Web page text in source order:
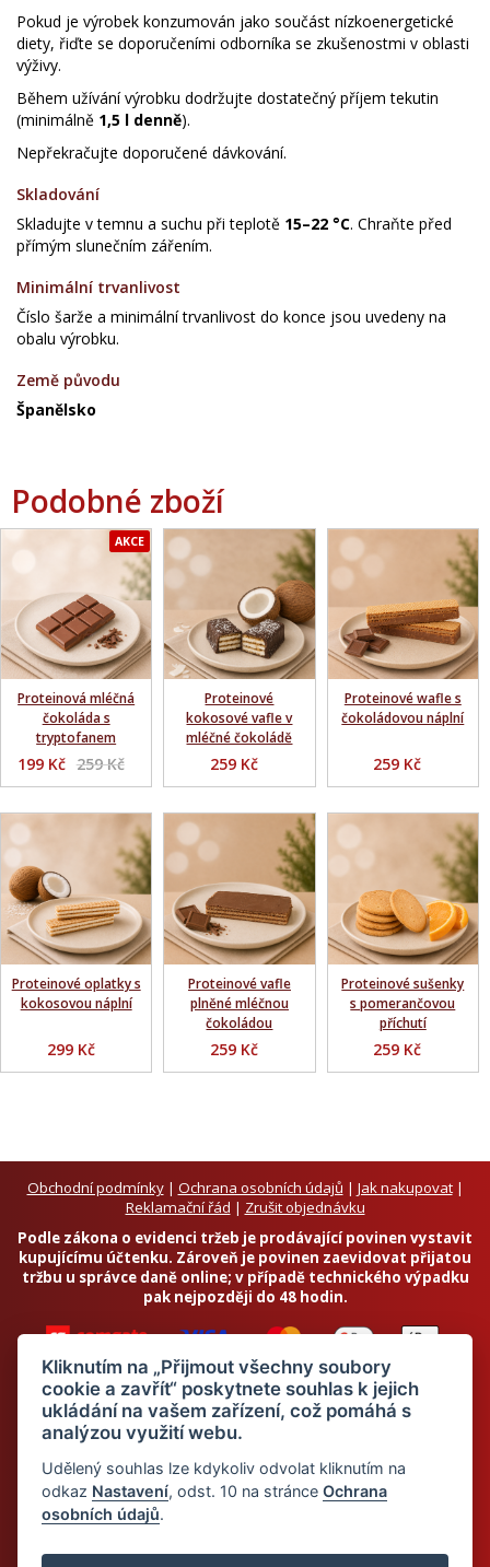
Pokud je výrobek konzumován jako součást nízkoenergetické
diety, řiďte se doporučeními odborníka se zkušenostmi v oblasti
výživy.
Během užívání výrobku dodržujte dostatečný příjem tekutin
(minimálně 1,5 l denně).
Nepřekračujte doporučené dávkování.
Skladování
Skladujte v temnu a suchu při teplotě 15–22 °C. Chraňte před
přímým slunečním zářením.
Minimální trvanlivost
Číslo šarže a minimální trvanlivost do konce jsou uvedeny na
obalu výrobku.
Země původu
Španělsko
Podobné zboží
AKCE
Proteinová mléčná
čokoláda s
tryptofanem
199 Kč 259 Kč
Proteinové
kokosové vafle v
mléčné čokoládě
259 Kč
Proteinové wafle s
čokoládovou náplní
259 Kč
Proteinové oplatky s
kokosovou náplní
299 Kč
Proteinové vafle
plněné mléčnou
čokoládou
259 Kč
Proteinové sušenky
s pomerančovou
příchutí
259 Kč
Obchodní podmínky| Ochrana osobních údajů | Jak nakupovat|
Reklamační řád | Zrušit objednávku
Podle zákona o evidenci tržeb je prodávající povinen vystavit
kupujícímu účtenku. Zároveň je povinen zaevidovat přijatou
tržbu u správce daně online; v případě technického výpadku
pak nejpozději do 48 hodin.
Chci odebírat newsletter
Kliknutím na „Přijmout všechny soubory
cookie a zavřít“ poskytnete souhlas k jejich
ukládání na vašem zařízení, což pomáhá s
analýzou využití webu.
Udělený souhlas lze kdykoliv odvolat kliknutím na
odkaz Nastavení, odst. 10 na stránceOchrana
osobních údajů.